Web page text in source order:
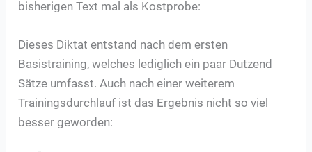
bisherigen Text mal als Kostprobe:
Dieses Diktat entstand nach dem ersten
Basistraining, welches lediglich ein paar Dutzend
Sätze umfasst. Auch nach einer weiterem
Trainingsdurchlauf ist das Ergebnis nicht so viel
besser geworden: